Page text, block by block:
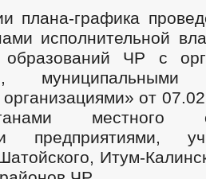
плана-графика
исполнительной
образований ЧР с
муниципальными
от
местного
предприятиями,
Итум-